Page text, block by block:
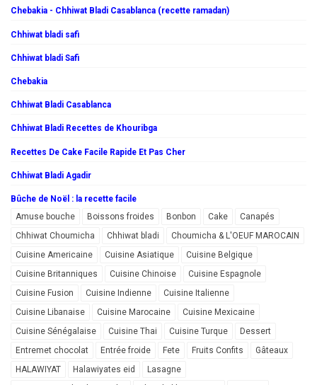
Chebakia - Chhiwat Bladi Casablanca (recette ramadan)
Chhiwat bladi safi
Chhiwat bladi Safi
Chebakia
Chhiwat Bladi Casablanca
Chhiwat Bladi Recettes de Khouribga
Recettes De Cake Facile Rapide Et Pas Cher
Chhiwat Bladi Agadir
Bûche de Noël : la recette facile
Amuse bouche
Boissons froides Bonbon Cake
Canapés
Chhiwat Choumicha
Chhiwat bladi
Choumicha & L'OEUF MAROCAIN
Cuisine Americaine
Cuisine Asiatique
Cuisine Belgique
Cuisine Britanniques
Cuisine Chinoise
Cuisine Espagnole
Cuisine Fusion
Cuisine Indienne
Cuisine Italienne
Cuisine Libanaise
Cuisine Marocaine
Cuisine Mexicaine
Cuisine Sénégalaise
Cuisine Thai Cuisine Turque
Dessert
Entremet chocolat
Entrée froide Fete Fruits Confits
Gâteaux
HALAWIYAT
Halawiyates eid
Lasagne